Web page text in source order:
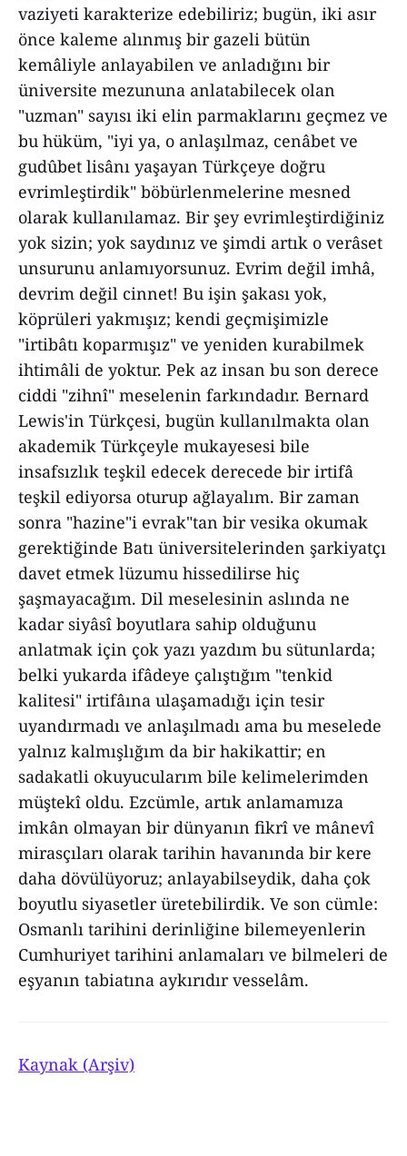
vaziyeti karakterize edebiliriz; bugün, iki asır
önce kaleme alınmış bir gazeli bütün
kemâliyle anlayabilen ve anladığını bir
üniversite mezununa anlatabilecek olan
"uzman" sayısı iki elin parmaklarını geçmez ve
bu hüküm, "iyi ya, o anlaşılmaz, cenâbet ve
gudûbet lisânı yaşayan Türkçeye doğru
evrimleştirdik" böbürlenmelerine mesned
olarak kullanılamaz. Bir şey evrimleştirdiğiniz
yok sizin; yok saydınız ve şimdi artık o verâset
unsurunu anlamıyorsunuz. Evrim değil imhâ,
devrim değil cinnet! Bu işin şakası yok,
köprüleri yakmışız; kendi geçmişimizle
"irtibâtı koparmışız" ve yeniden kurabilmek
ihtimâli de yoktur. Pek az insan bu son derece
ciddi "zihnî" meselenin farkındadır. Bernard
Lewis'in Türkçesi, bugün kullanılmakta olan
akademik Türkçeyle mukayesesi bile
insafsızlık teşkil edecek derecede bir irtifâ
teşkil ediyorsa oturup ağlayalım. Bir zaman
sonra "hazine"i evrak"tan bir vesika okumak
gerektiğinde Batı üniversitelerinden şarkiyatçı
davet etmek lüzumu hissedilirse hiç
şaşmayacağım. Dil meselesinin aslında ne
kadar siyâsî boyutlara sahip olduğunu
anlatmak için çok yazı yazdım bu sütunlarda;
belki yukarda ifâdeye çalıştığım "tenkid
kalitesi" irtifâına ulaşamadığı için tesir
uyandırmadı ve anlaşılmadı ama bu meselede
yalnız kalmışlığım da bir hakikattir; en
sadakatli okuyucularım bile kelimelerimden
müştekî oldu. Ezcümle, artık anlamamıza
imkân olmayan bir dünyanın fikrî ve mânevî
mirasçıları olarak tarihin havanında bir kere
daha dövülüyoruz; anlayabilseydik, daha çok
boyutlu siyasetler üretebilirdik. Ve son cümle:
Osmanlı tarihini derinliğine bilemeyenlerin
Cumhuriyet tarihini anlamaları ve bilmeleri de
eşyanın tabiatına aykırıdır vesselâm.
Kaynak (Arşiv)